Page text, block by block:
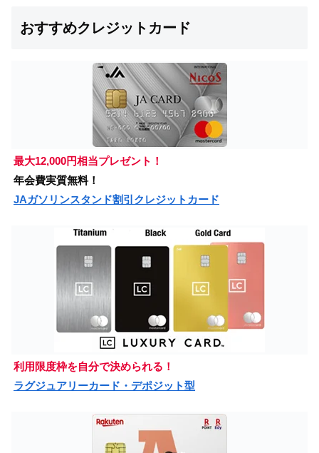
おすすめクレジットカード
最大12,000円相当プレゼント！
年会費実質無料！
JAガソリンスタンド割引クレジットカード
利用限度枠を自分で決められる！
ラグジュアリーカード・デポジット型